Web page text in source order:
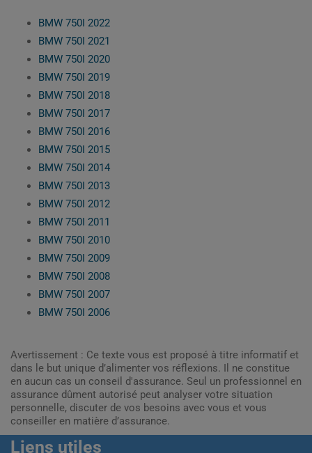
BMW 750I 2022
BMW 750I 2021
BMW 750I 2020
BMW 750I 2019
BMW 750I 2018
BMW 750I 2017
BMW 750I 2016
BMW 750I 2015
BMW 750I 2014
BMW 750I 2013
BMW 750I 2012
BMW 750I 2011
BMW 750I 2010
BMW 750I 2009
BMW 750I 2008
BMW 750I 2007
BMW 750I 2006
Avertissement : Ce texte vous est proposé à titre informatif et
dans le but unique d’alimenter vos réflexions. Il ne constitue
en aucun cas un conseil d'assurance. Seul un professionnel en
assurance dûment autorisé peut analyser votre situation
personnelle, discuter de vos besoins avec vous et vous
conseiller en matière d’assurance.
Liens utiles